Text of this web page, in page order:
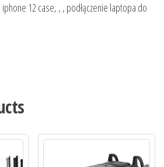
12 case, , , podłączenie laptopa do